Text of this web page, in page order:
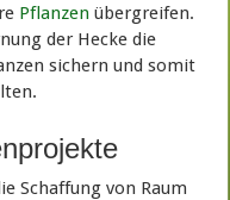
Pflanzen übergreifen.
der Hecke die
sichern und somit
Schaffung von Raum